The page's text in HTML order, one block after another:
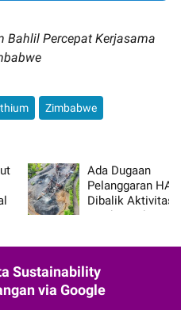
Bahlil Percepat Kerjasama
Zimbabwe
Ada Dugaan
Pelanggaran
Dibalik Aktivitas
Tambang di Musi
Kronologinya
Sustainability
via Google